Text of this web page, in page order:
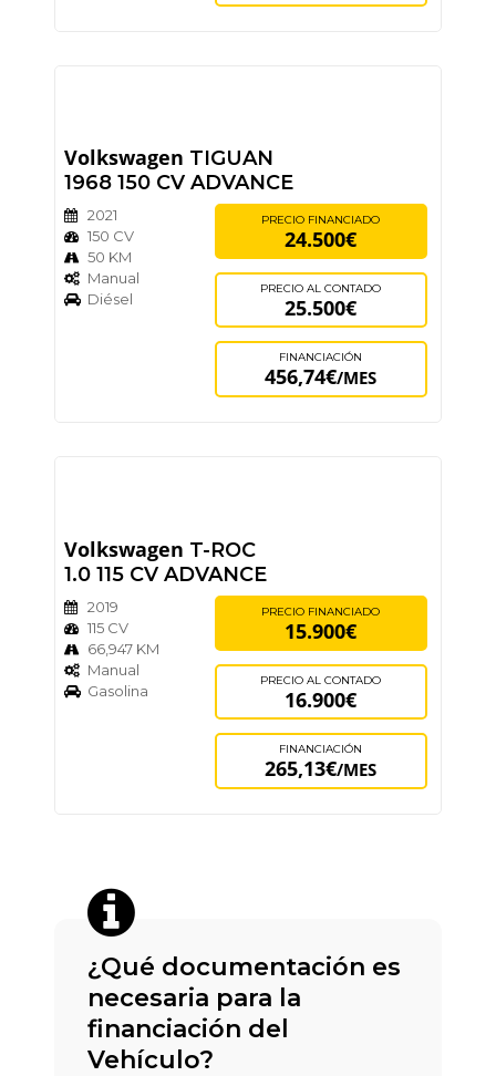
Volkswagen TIGUAN
1968 150 CV ADVANCE
2021
150 CV
50 KM
Manual
Diésel
PRECIO FINANCIADO
24.500€
PRECIO AL CONTADO
25.500€
FINANCIACIÓN
456,74€/MES
Volkswagen T-ROC
1.0 115 CV ADVANCE
2019
115 CV
66,947 KM
Manual
Gasolina
PRECIO FINANCIADO
15.900€
PRECIO AL CONTADO
16.900€
FINANCIACIÓN
265,13€/MES
¿Qué documentación es
necesaria para la
financiación del
Vehículo?